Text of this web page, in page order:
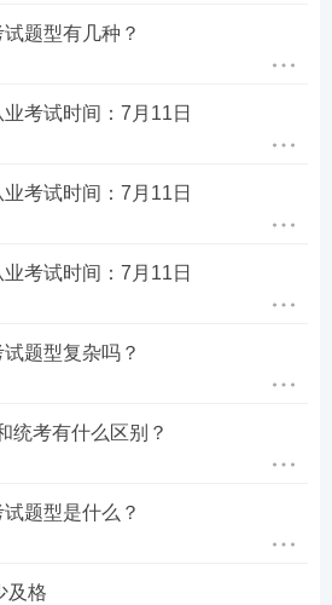
考生需上传个人寸照，老考生
照片即可。
生自行选择报考科目即可。
同时选择）
题型有几种？
考试时间：7月11日
考试时间：7月11日
考试时间：7月11日
题型复杂吗？
统考有什么区别？
题型是什么？
及格